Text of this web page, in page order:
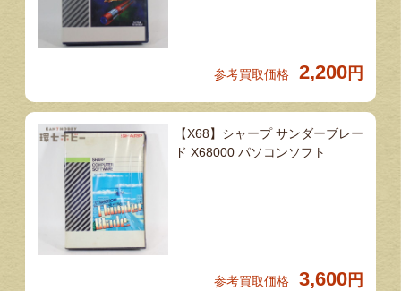
参考買取価格 2,200 円
【X68】シャープ サンダーブレー
ド X68000 パソコンソフト
参考買取価格 3,600 円